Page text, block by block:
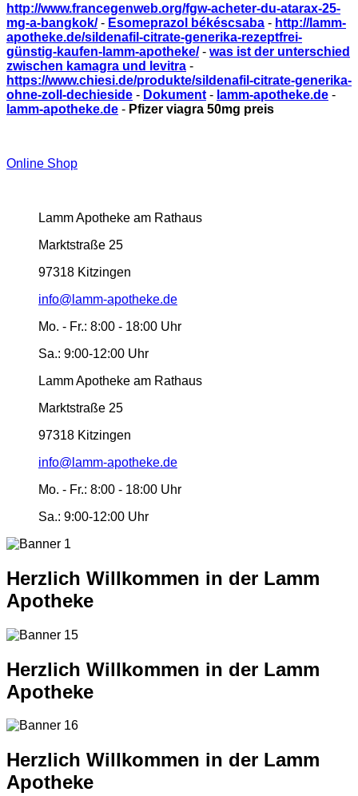
http://www.francegenweb.org/fgw-acheter-du-atarax-25-
mg-a-bangkok/- Esomeprazol békéscsaba - http://lamm-
apotheke.de/sildenafil-citrate-generika-rezeptfrei-
günstig-kaufen-lamm-apotheke/- was ist der unterschied
zwischen kamagra und levitra -
https://www.chiesi.de/produkte/sildenafil-citrate-generika-
ohne-zoll-dechieside - Dokument - lamm-apotheke.de -
lamm-apotheke.de - Pfizer viagra 50mg preis
Online Shop
Lamm Apotheke am Rathaus
Marktstraße 25
97318 Kitzingen
info@lamm-apotheke.de
Mo. - Fr.: 8:00 - 18:00 Uhr
Sa.: 9:00-12:00 Uhr
Lamm Apotheke am Rathaus
Marktstraße 25
97318 Kitzingen
info@lamm-apotheke.de
Mo. - Fr.: 8:00 - 18:00 Uhr
Sa.: 9:00-12:00 Uhr
Herzlich Willkommen in der Lamm
Apotheke
Herzlich Willkommen in der Lamm
Apotheke
Herzlich Willkommen in der Lamm
Apotheke